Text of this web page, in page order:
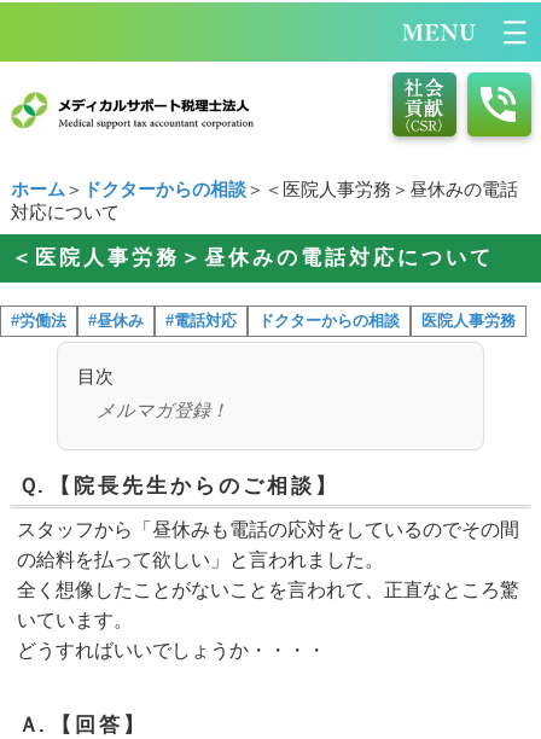
ホーム ＞ ドクターからの相談＞＜医院人事労務＞昼休みの電話
対応について
＜医院人事労務＞昼休みの電話対応について
#労働法 #昼休み #電話対応 ドクターからの相談 医院人事労務
目次
メルマガ登録！
Ｑ. 【院長先生からのご相談】
スタッフから「昼休みも電話の応対をしているのでその間
の給料を払って欲しい」と言われました。
全く想像したことがないことを言われて、正直なところ驚
いています。
どうすればいいでしょうか・・・・
Ａ. 【回答】